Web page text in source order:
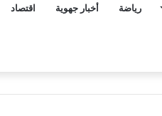
رياضة أخبار جهوية اقتصاد